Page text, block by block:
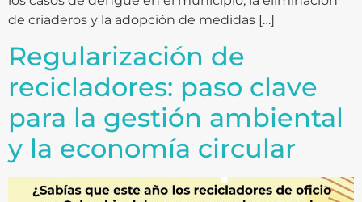
de criaderos y la adopción de medidas […]
Regularización de
recicladores: paso clave
para la gestión ambiental
y la economía circular